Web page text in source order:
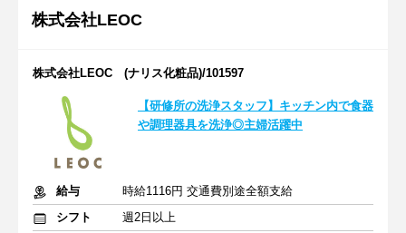
株式会社LEOC
株式会社LEOC (ナリス化粧品)/101597
【研修所の洗浄スタッフ】キッチン内で食器
や調理器具を洗浄◎主婦活躍中
給与
時給1116円 交通費別途全額支給
シフト
週2日以上